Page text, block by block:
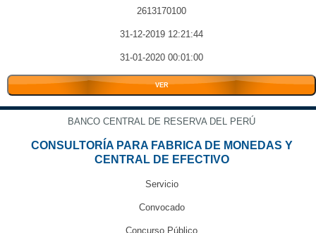
2613170100
31-12-2019 12:21:44
31-01-2020 00:01:00
VER
BANCO CENTRAL DE RESERVA DEL PERÚ
CONSULTORÍA PARA FABRICA DE MONEDAS Y
CENTRAL DE EFECTIVO
Servicio
Convocado
Concurso Público